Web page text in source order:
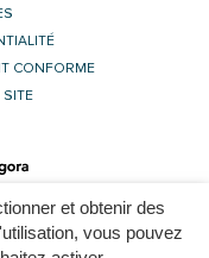
et obtenir des
vous pouvez
CONFORME
(ouverture dans un nouvel